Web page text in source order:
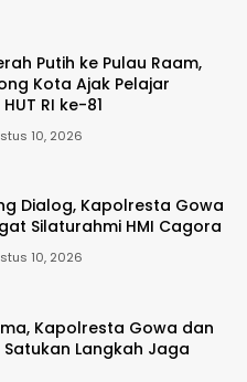
Putih ke Pulau Raam,
Kota Ajak Pelajar
RI ke-81
10, 2026
Dialog, Kapolresta Gowa
Silaturahmi HMI Cagora
10, 2026
Kapolresta Gowa dan
Satukan Langkah Jaga